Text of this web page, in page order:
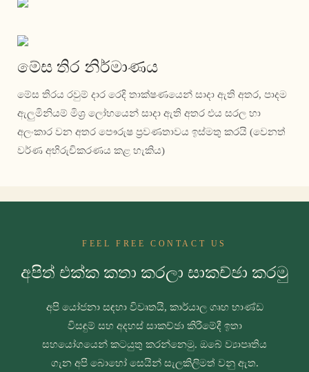
මේස තිර නිර්මාණය
මේස තිරය රවුම් දාර රෙදි තාක්ෂණයෙන් සාදා ඇති අතර, පාදම
ඇලුමිනියම් මිශ්‍ර ලෝහයෙන් සාදා ඇති අතර එය සරල හා
අලංකාර වන අතර පෞරුෂ ප්‍රවණතාවය ඉස්මතු කරයි (වෙනත්
වර්ණ අභිරුචිකරණය කළ හැකිය)
FEEL FREE CONTACT US
අපිත් එක්ක කතා කරලා සාකච්ඡා කරමු
අපි යෝජනා සඳහා විවෘතයි, කාර්යාල ගෘහ භාණ්ඩ
විසඳුම් සහ අදහස් සාකච්ඡා කිරීමේදී ඉතා
සහයෝගයෙන් කටයුතු කරන්නෙමු. ඔබේ ව්‍යාපෘතිය
ගැන අපි බොහෝ සෙයින් සැලකිලිමත් වනු ඇත.